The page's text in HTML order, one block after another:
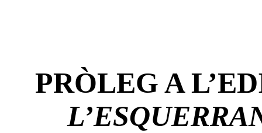
PRÒLEG A